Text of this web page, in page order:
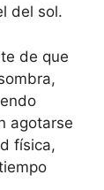
del sol.
de que
agotarse
física,